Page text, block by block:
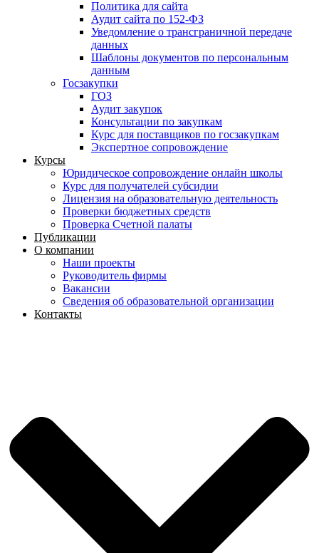
Политика для сайта
Аудит сайта по 152-ФЗ
Уведомление о трансграничной передаче
данных
Шаблоны документов по персональным
данным
Госзакупки
ГОЗ
Аудит закупок
Консультации по закупкам
Курс для поставщиков по госзакупкам
Экспертное сопровождение
Курсы
Юридическое сопровождение онлайн школы
Курс для получателей субсидии
Лицензия на образовательную деятельность
Проверки бюджетных средств
Проверка Счетной палаты
Публикации
О компании
Наши проекты
Руководитель фирмы
Вакансии
Сведения об образовательной организации
Контакты